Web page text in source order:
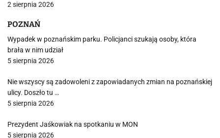
2 sierpnia 2026
POZNAŃ
Wypadek w poznańskim parku. Policjanci szukają osoby, która
brała w nim udział
5 sierpnia 2026
Nie wszyscy są zadowoleni z zapowiadanych zmian na poznańskiej
ulicy. Doszło tu …
5 sierpnia 2026
Prezydent Jaśkowiak na spotkaniu w MON
5 sierpnia 2026